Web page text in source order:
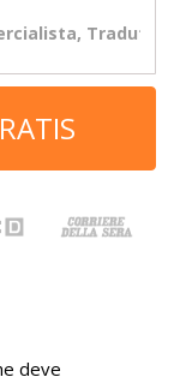
deve